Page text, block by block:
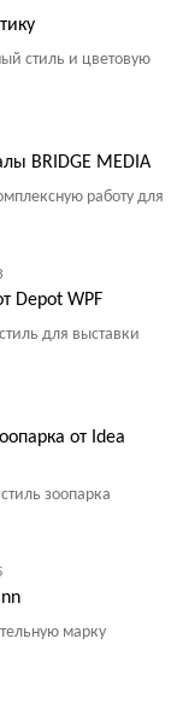
стиль и цветовую
BRIDGE MEDIA
работу для
Depot WPF
для выставки
от Idea
зоопарка
марку